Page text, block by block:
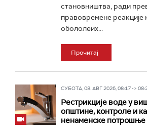
становништва, ради
правовремене реакције
обололеих...
Прочитај
СУБОТА, 08. АВГ 2026, 08:17 ->
Рестрикције воде у
општине, контроле и
ненаменске потрошње